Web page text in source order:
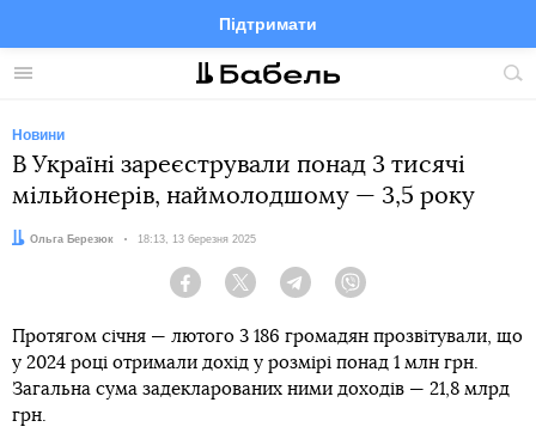
Меню
Підтримати
FacebookTelegramTwitter
Новини
В Україні зареєстрували понад 3 тисячі
мільйонерів, наймолодшому — 3,5 року
Автор:
Ольга Березюк Дата:
18:13, 13 березня 2025
Facebook Twitter Telegram
Протягом січня — лютого 3 186 громадян прозвітували, що
у 2024 році отримали дохід у розмірі понад 1 млн грн.
Загальна сума задекларованих ними доходів — 21,8 млрд
грн.